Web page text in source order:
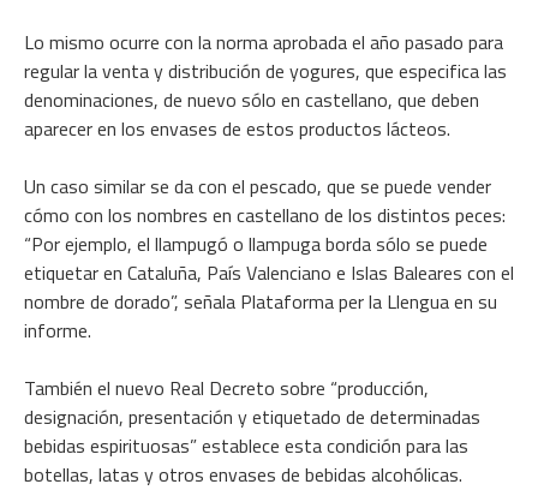
Lo mismo ocurre con la norma aprobada el año pasado para
regular la venta y distribución de yogures, que especifica las
denominaciones, de nuevo sólo en castellano, que deben
aparecer en los envases de estos productos lácteos.
Un caso similar se da con el pescado, que se puede vender
cómo con los nombres en castellano de los distintos peces:
“Por ejemplo, el llampugó o llampuga borda sólo se puede
etiquetar en Cataluña, País Valenciano e Islas Baleares con el
nombre de dorado”, señala Plataforma per la Llengua en su
informe.
También el nuevo Real Decreto sobre “producción,
designación, presentación y etiquetado de determinadas
bebidas espirituosas” establece esta condición para las
botellas, latas y otros envases de bebidas alcohólicas.